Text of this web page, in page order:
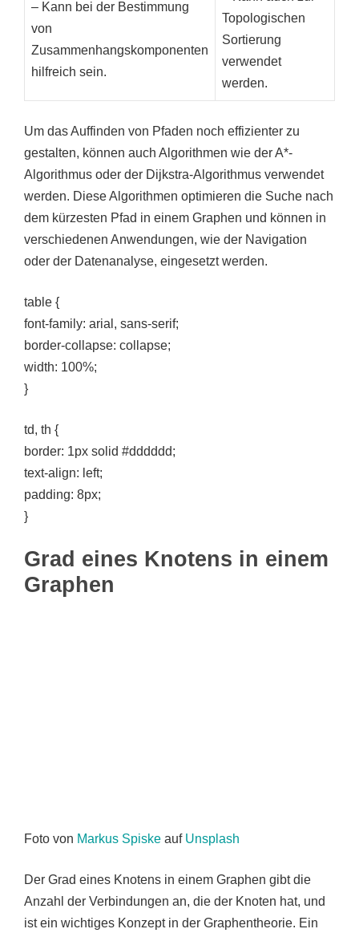
– Kann bei der Bestimmung
von
Zusammenhangskomponenten
hilfreich sein.
Topologischen
Sortierung
verwendet
werden.
Um das Auffinden von Pfaden noch effizienter zu
gestalten, können auch Algorithmen wie der A*-
Algorithmus oder der Dijkstra-Algorithmus verwendet
werden. Diese Algorithmen optimieren die Suche nach
dem kürzesten Pfad in einem Graphen und können in
verschiedenen Anwendungen, wie der Navigation
oder der Datenanalyse, eingesetzt werden.
table {
font-family: arial, sans-serif;
border-collapse: collapse;
width: 100%;
}
td, th {
border: 1px solid #dddddd;
text-align: left;
padding: 8px;
}
Grad eines Knotens in einem
Graphen
Foto von Markus Spiske auf Unsplash
Der Grad eines Knotens in einem Graphen gibt die
Anzahl der Verbindungen an, die der Knoten hat, und
ist ein wichtiges Konzept in der Graphentheorie. Ein